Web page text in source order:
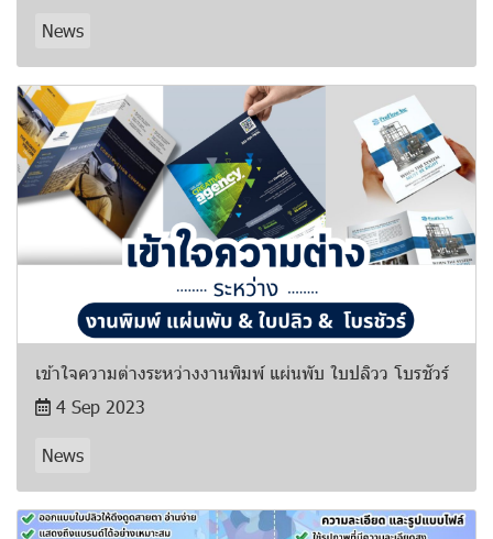
News
เข้าใจความต่างระหว่างงานพิมพ์ แผ่นพับ ใบปลิวว โบรชัวร์
4 Sep 2023
News